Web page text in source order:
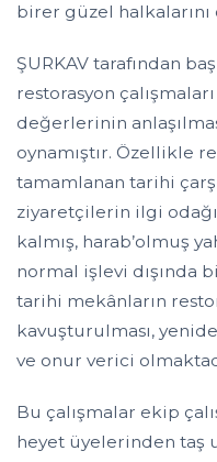
birer güzel
ŞURKAV tarafından
restorasyon
değerlerinin
oynamıştır. Özellikle
tamamlanan tarihi
ziyaretçilerin ilgi
kalmış, harab’olmuş
normal işlevi dışında
tarihi mekânların
kavuşturulması,
ve onur verici
Bu çalışmalar ekip
heyet üyelerinden taş